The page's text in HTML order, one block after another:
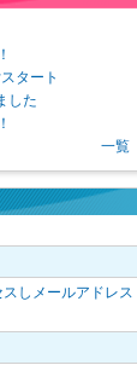
タート
した
一覧
スしメールアドレス